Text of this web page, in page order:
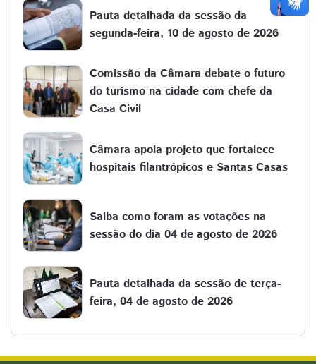
Pauta detalhada da sessão da
segunda-feira, 10 de agosto de 2026
Comissão da Câmara debate o futuro
do turismo na cidade com chefe da
Casa Civil
Câmara apoia projeto que fortalece
hospitais filantrópicos e Santas Casas
Saiba como foram as votações na
sessão do dia 04 de agosto de 2026
Pauta detalhada da sessão de terça-
feira, 04 de agosto de 2026